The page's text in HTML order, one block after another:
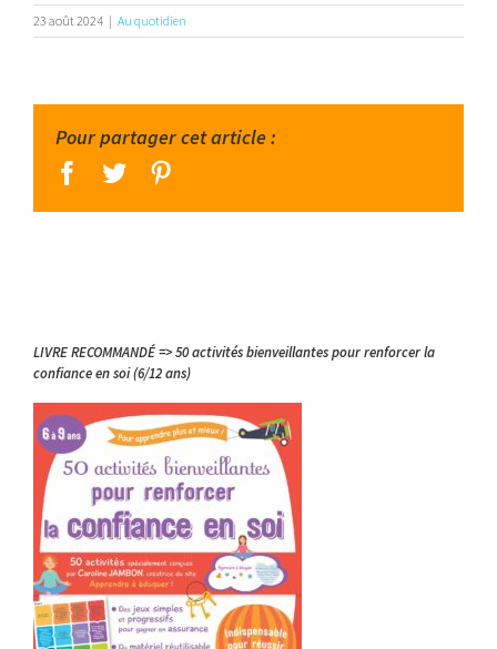
23 août 2024 | Au quotidien
Pour partager cet article :
facebook
twitter
LIVRE RECOMMANDÉ => 50 activités bienveillantes pour renforcer la
confiance en soi (6/12 ans)